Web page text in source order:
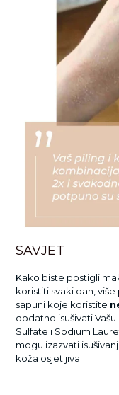
SAVJET
Kako biste postigli
koristiti svaki dan,
sapuni koje koristite
dodatno isušivati Vašu
Sulfate i Sodium
mogu izazvati
koža osjetljiva.